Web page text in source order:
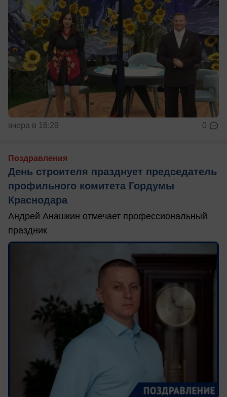
вчера в 16:29 0
Поздравления
День строителя празднует председатель
профильного комитета Гордумы
Краснодара
Андрей Анашкин отмечает профессиональный
праздник